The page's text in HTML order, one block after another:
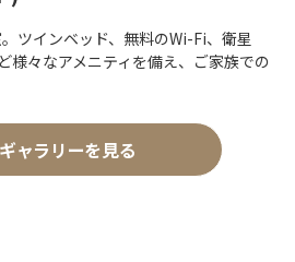
ツインベッド、無料のWi-Fi、衛星
様々なアメニティを備え、ご家族での
ャラリーを見る